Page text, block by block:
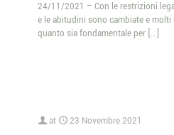
24/11/2021 – Con le restrizioni
e le abitudini sono cambiate e
quanto sia fondamentale per […]
at 23 Novembre 2021